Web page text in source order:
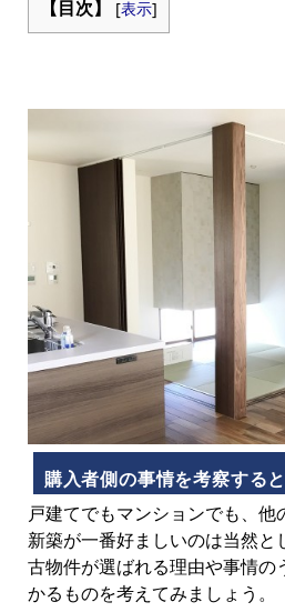
【目次】
[表示]
購入者側の事情を考察すると
戸建てでもマンションでも、
新築が一番好ましいのは当然と
古物件が選ばれる理由や事情の
かるものを考えてみましょう。